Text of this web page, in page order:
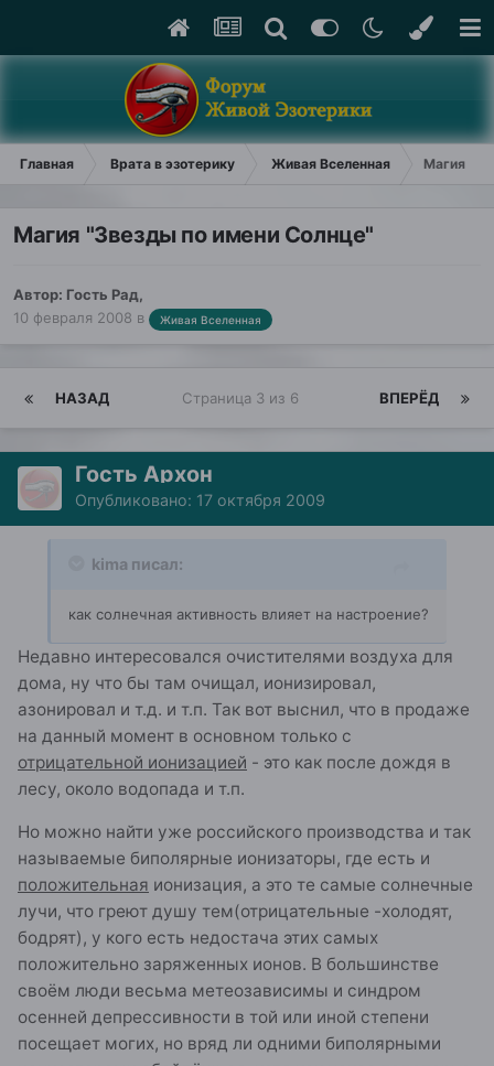
Главная Врата в эзотерику Живая Вселенная Магия
Магия "Звезды по имени Солнце"
Автор: Гость Рад,
10 февраля 2008 в Живая Вселенная
НАЗАД ВПЕРЁД
Страница 3 из 6
Гость Архон
Опубликовано: 17 октября 2009
kima писал:
как солнечная активность влияет на настроение?
Недавно интересовался очистителями воздуха для
дома, ну что бы там очищал, ионизировал,
азонировал и т.д. и т.п. Так вот выснил, что в продаже
на данный момент в основном только с
отрицательной ионизацией - это как после дождя в
лесу, около водопада и т.п.
Но можно найти уже российского производства и так
называемые биполярные ионизаторы, где есть и
положительная ионизация, а это те самые солнечные
лучи, что греют душу тем(отрицательные -холодят,
бодрят), у кого есть недостача этих самых
положительно заряженных ионов. В большинстве
своём люди весьма метеозависимы и синдром
осенней депрессивности в той или иной степени
посещает могих, но вряд ли одними биполярными